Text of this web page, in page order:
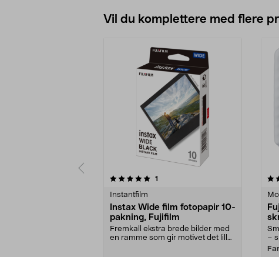
Vil du komplettere med flere
1
Instantfilm
Instax Wide film fotopapir 10-
pakning, Fujifilm
Fremkall ekstra brede bilder med
en ramme som gir motivet det lille
4.5av 5 stjerner
–